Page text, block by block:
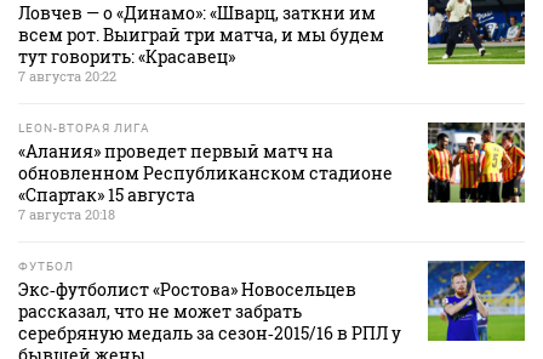
Ловчев — о «Динамо»: «Шварц, заткни им
всем рот. Выиграй три матча, и мы будем
тут говорить: «Красавец»
7 августа 20:22
LEON-ВТОРАЯ ЛИГА
«Алания» проведет первый матч на
обновленном Республиканском стадионе
«Спартак» 15 августа
7 августа 20:18
ФУТБОЛ
Экс‑футболист «Ростова» Новосельцев
рассказал, что не может забрать
серебряную медаль за сезон‑2015/16 в РПЛ у